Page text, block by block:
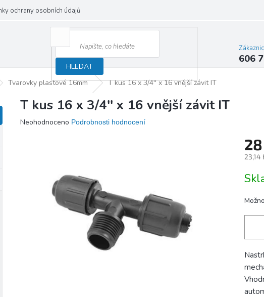
ochrany osobních údajů
HLEDAT
606
Tvarovky plastové 16mm T kus 16 x 3/4'' x 16 vnější závit IT
T kus 16 x 3/4'' x 16 vnější závit IT
Průměrné
Neohodnoceno Podrobnosti hodnocení
23,14
cena: